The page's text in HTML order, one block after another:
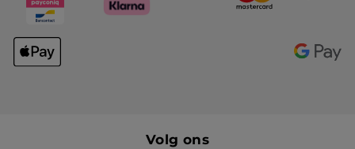
Volg ons